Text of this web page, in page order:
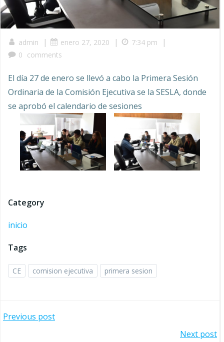
admin | enero 27, 2020 | 7:34 pm |
0 comments
El día 27 de enero se llevó a cabo la Primera Sesión
Ordinaria de la Comisión Ejecutiva se la SESLA, donde
se aprobó el calendario de sesiones
Category
inicio
Tags
CE comision ejecutiva primera sesion
Navegación
Previous post
Next post